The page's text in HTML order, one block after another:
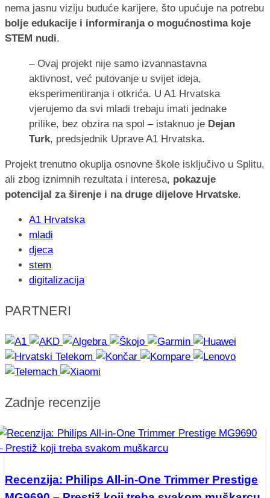
nema jasnu viziju buduće karijere, što upućuje na potrebu
bolje edukacije i informiranja o mogućnostima koje
STEM nudi.
– Ovaj projekt nije samo izvannastavna
aktivnost, već putovanje u svijet ideja,
eksperimentiranja i otkrića. U A1 Hrvatska
vjerujemo da svi mladi trebaju imati jednake
prilike, bez obzira na spol – istaknuo je Dejan
Turk, predsjednik Uprave A1 Hrvatska.
Projekt trenutno okuplja osnovne škole isključivo u Splitu,
ali zbog iznimnih rezultata i interesa, pokazuje
potencijal za širenje i na druge dijelove Hrvatske.
A1 Hrvatska
mladi
djeca
stem
digitalizacija
PARTNERI
Zadnje recenzije
Recenzija: Philips All-in-One Trimmer Prestige